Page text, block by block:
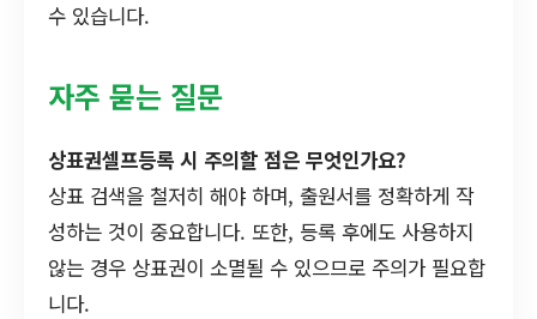
수 있습니다.
자주 묻는 질문
상표권셀프등록 시 주의할 점은 무엇인가요?
상표 검색을 철저히 해야 하며, 출원서를 정확하게 작
성하는 것이 중요합니다. 또한, 등록 후에도 사용하지
않는 경우 상표권이 소멸될 수 있으므로 주의가 필요합
니다.